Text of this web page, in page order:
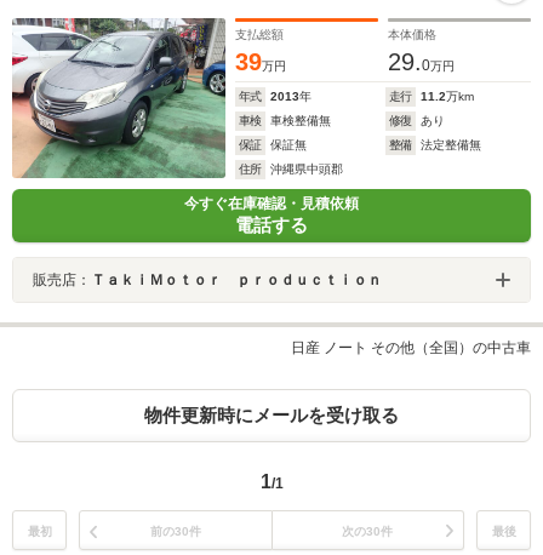
支払総額
39万円
本体価格
29.0万円
年式 2013年 走行 11.2万km
車検
車検整備無 修復
あり
保証
保証無 整備
法定整備無
住所
沖縄県中頭郡
今すぐ在庫確認・見積依頼
電話する
販売店： ＴａｋｉＭｏｔｏｒ ｐｒｏｄｕｃｔｉｏｎ
日産 ノート その他（全国）の中古車
物件更新時にメールを受け取る
1/1
最初 前の30件 次の30件 最後